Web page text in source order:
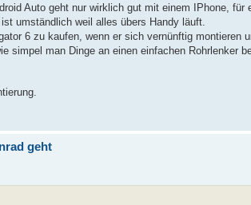
Auto geht nur wirklich gut mit einem IPhone,
umständlich weil alles übers Handy läuft.
6 zu kaufen, wenn er sich vernünftig montieren
simpel man Dinge an einen einfachen Rohrlenker
geht